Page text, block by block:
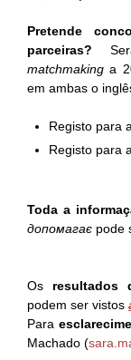
Pretende
parceiras?
matchmakinga
em ambas o
Registo para
Registo para
Toda a
допомагає pode
Os resultados
podem ser vistos
Para
Machado (